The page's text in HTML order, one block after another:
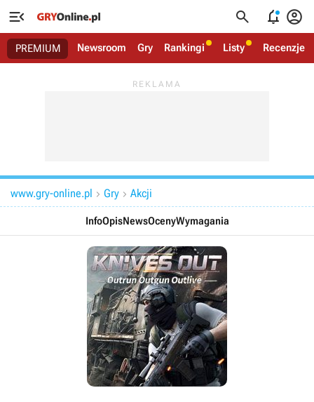
   
PREMIUM Newsroom Gry Rankingi Listy Recenzje
www.gry-online.pl  Gry  Akcji
InfoOpisNewsOcenyWymagania